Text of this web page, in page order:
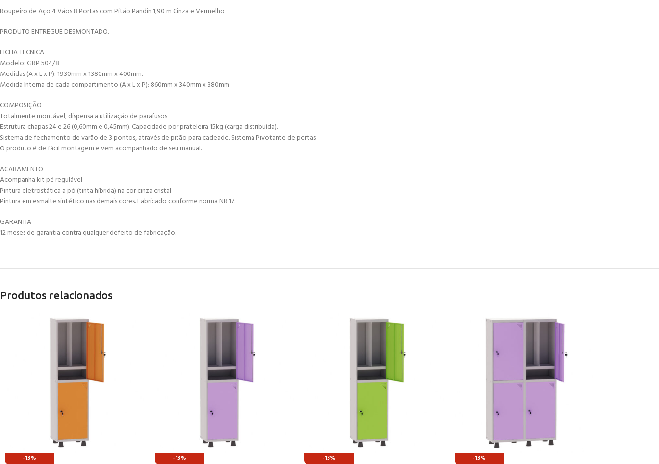
Roupeiro de Aço 4 Vãos 8 Portas com Pitão Pandin 1,90 m Cinza e Vermelho
PRODUTO ENTREGUE DESMONTADO.
FICHA TÉCNICA
Modelo: GRP 504/8
Medidas (A x L x P): 1930mm x 1380mm x 400mm.
Medida Interna de cada compartimento (A x L x P): 860mm x 340mm x 380mm
COMPOSIÇÃO
Totalmente montável, dispensa a utilização de parafusos
Estrutura chapas 24 e 26 (0,60mm e 0,45mm). Capacidade por prateleira 15kg (carga distribuída).
Sistema de fechamento de varão de 3 pontos, através de pitão para cadeado. Sistema Pivotante de portas
O produto é de fácil montagem e vem acompanhado de seu manual.
ACABAMENTO
Acompanha kit pé regulável
Pintura eletrostática a pó (tinta híbrida) na cor cinza cristal
Pintura em esmalte sintético nas demais cores. Fabricado conforme norma NR 17.
GARANTIA
12 meses de garantia contra qualquer defeito de fabricação.
Produtos relacionados
-13% -13% -13% -13%